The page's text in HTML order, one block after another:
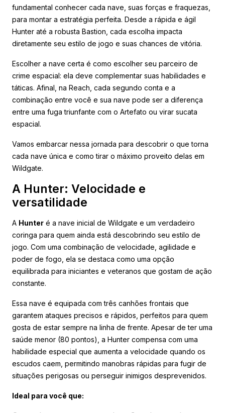
fundamental conhecer cada nave, suas forças e fraquezas,
para montar a estratégia perfeita. Desde a rápida e ágil
Hunter até a robusta Bastion, cada escolha impacta
diretamente seu estilo de jogo e suas chances de vitória.
Escolher a nave certa é como escolher seu parceiro de
crime espacial: ela deve complementar suas habilidades e
táticas. Afinal, na Reach, cada segundo conta e a
combinação entre você e sua nave pode ser a diferença
entre uma fuga triunfante com o Artefato ou virar sucata
espacial.
Vamos embarcar nessa jornada para descobrir o que torna
cada nave única e como tirar o máximo proveito delas em
Wildgate.
A Hunter: Velocidade e
versatilidade
A Hunter é a nave inicial de Wildgate e um verdadeiro
coringa para quem ainda está descobrindo seu estilo de
jogo. Com uma combinação de velocidade, agilidade e
poder de fogo, ela se destaca como uma opção
equilibrada para iniciantes e veteranos que gostam de ação
constante.
Essa nave é equipada com três canhões frontais que
garantem ataques precisos e rápidos, perfeitos para quem
gosta de estar sempre na linha de frente. Apesar de ter uma
saúde menor (80 pontos), a Hunter compensa com uma
habilidade especial que aumenta a velocidade quando os
escudos caem, permitindo manobras rápidas para fugir de
situações perigosas ou perseguir inimigos desprevenidos.
Ideal para você que: